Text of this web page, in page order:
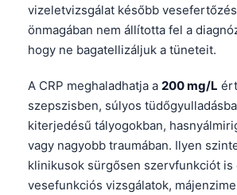
vizeletvizsgálat később
önmagában nem állította fel a
hogy ne bagatellizáljuk a tüneteit.
A CRP meghaladhatja a 200 mg/L
szepszisben, súlyos
kiterjedésű tályogokban,
vagy nagyobb traumában. Ilyen
klinikusok sürgősen szervfunkciót
vesefunkciós vizsgálatok,
اردو
मराठी
తెలుగు
தமிழ்
ಕನ್ನಡ
മലയാളം